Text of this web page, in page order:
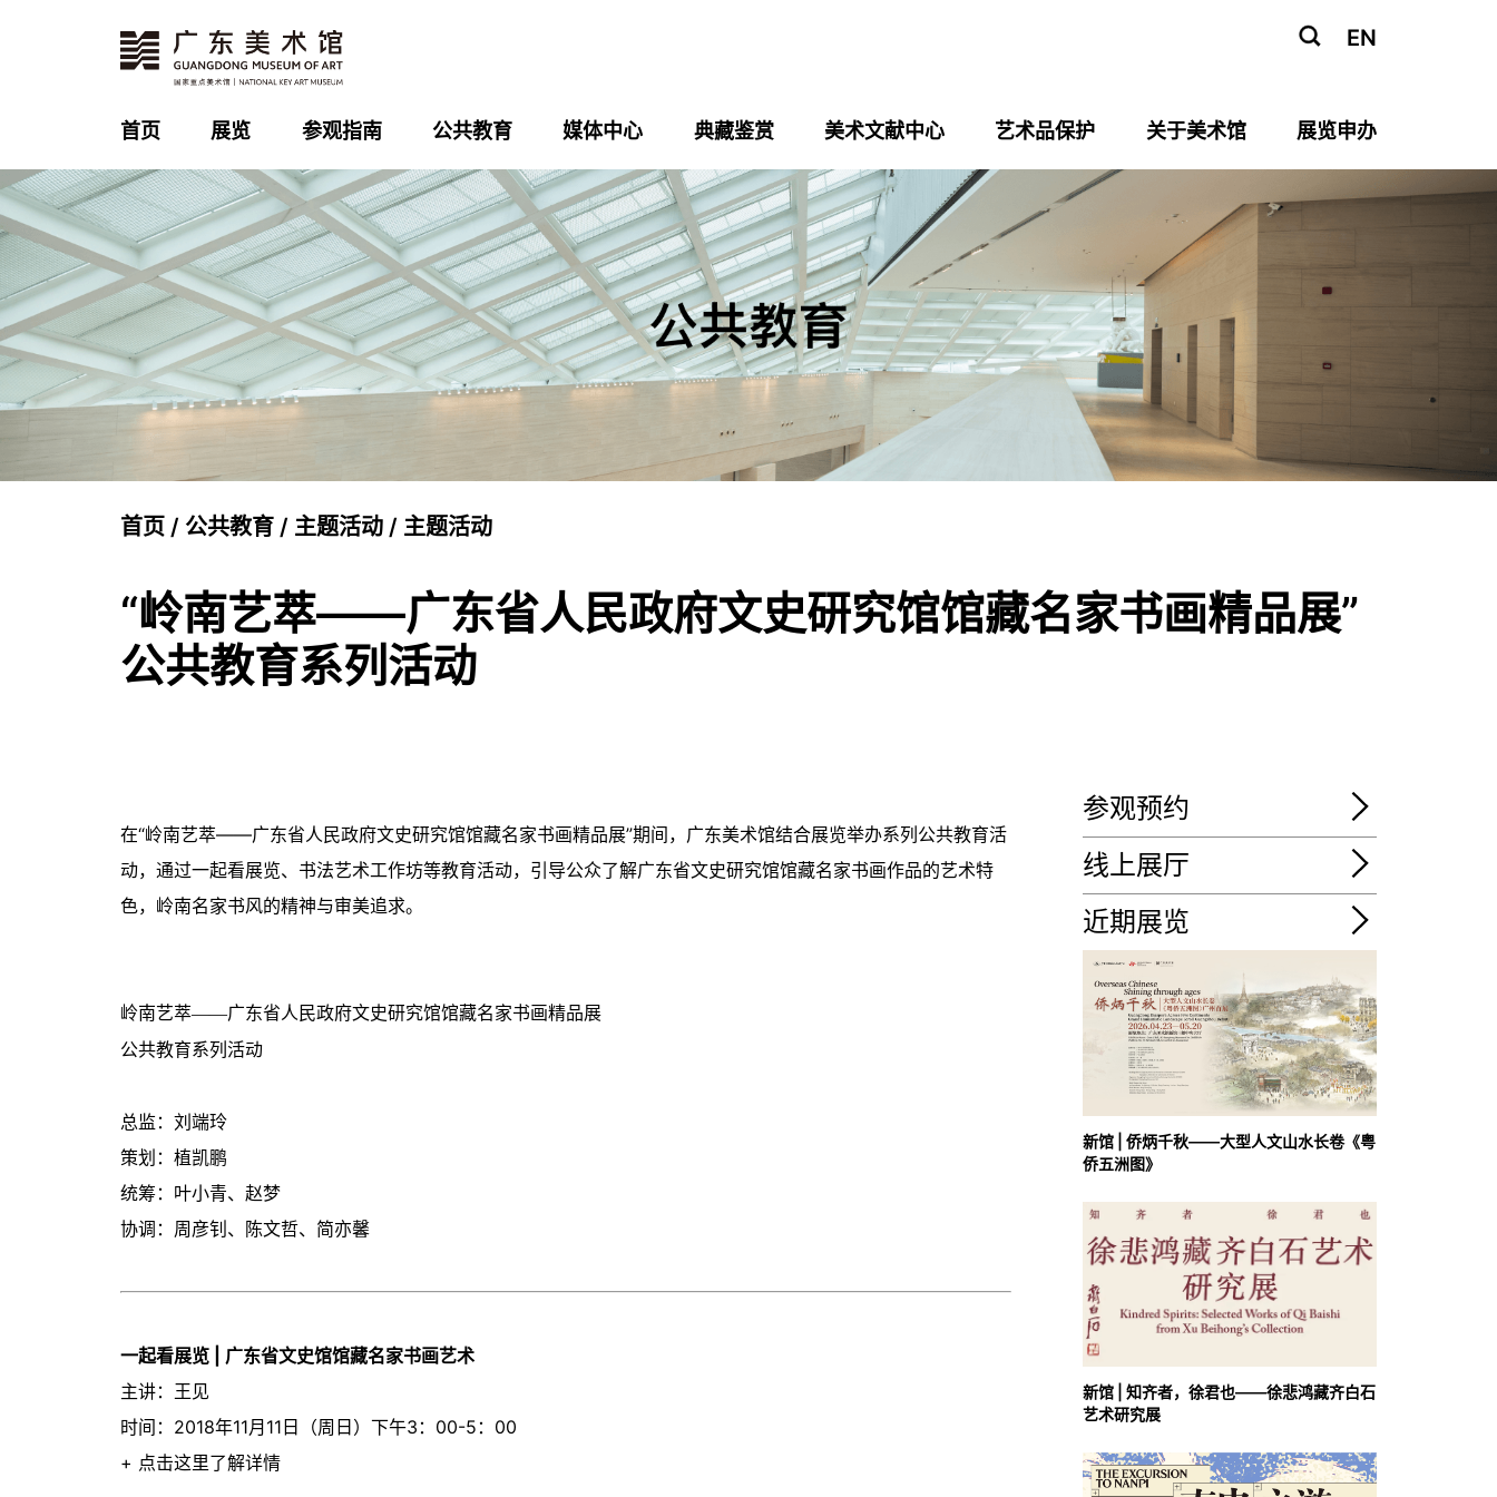
EN
首页 展览 参观指南 公共教育 媒体中心 典藏鉴赏 美术文献中心 艺术品保护 关于美术馆 展览申办
首页 / 公共教育 / 主题活动 / 主题活动
“岭南艺萃——广东省人民政府文史研究馆馆藏名家书画精品展”
公共教育系列活动
在“岭南艺萃——广东省人民政府文史研究馆馆藏名家书画精品展”期间，广东美术馆结合展览举办系列公共教育活
动，通过一起看展览、书法艺术工作坊等教育活动，引导公众了解广东省文史研究馆馆藏名家书画作品的艺术特
色，岭南名家书风的精神与审美追求。
岭南艺萃——广东省人民政府文史研究馆馆藏名家书画精品展
公共教育系列活动
总监：刘端玲
策划：植凯鹏
统筹：叶小青、赵梦
协调：周彦钊、陈文哲、简亦馨
一起看展览 | 广东省文史馆馆藏名家书画艺术
主讲：王见
时间：2018年11月11日（周日）下午3：00-5：00
+ 点击这里了解详情
参观预约
线上展厅
近期展览
新馆 | 侨炳千秋——大型人文山水长卷《粤
侨五洲图》
新馆 | 知齐者，徐君也——徐悲鸿藏齐白石
艺术研究展